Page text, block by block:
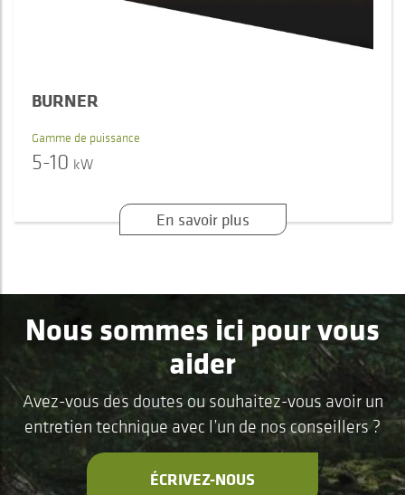
BURNER
Gamme de puissance
5-10 kW
En savoir plus
Nous sommes ici pour vous
aider
Avez-vous des doutes ou souhaitez-vous avoir un
entretien technique avec l’un de nos conseillers ?
ÉCRIVEZ-NOUS